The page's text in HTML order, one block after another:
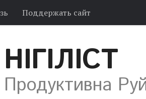
Поддержать сайт
НІГІЛІСТ
Продуктивна